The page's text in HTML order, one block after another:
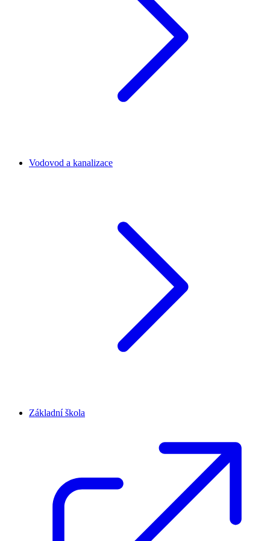
Vodovod a kanalizace
Základní škola